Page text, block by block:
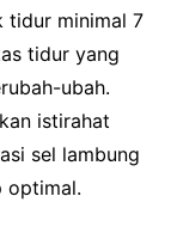
tidur minimal 7
tidur yang
ubah.
istirahat
sel lambung
optimal.